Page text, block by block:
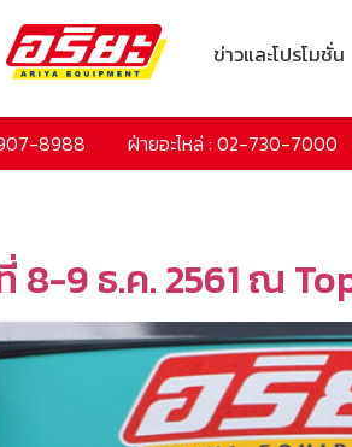
ข่าวและโปรโมชั่น
8988 ฝ่ายอะไหล่ : 02-730-7000
8-9 ธ.ค. 2561 ณ